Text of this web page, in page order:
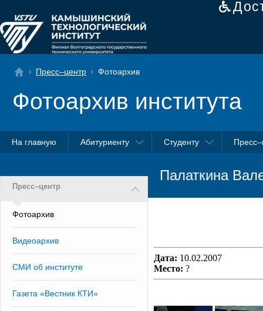
Пресс–центр Фотоархив
Фотоархив института
На главную Абитуриенту Студенту
Пресс–центр
Фотоархив
Видеоархив
СМИ об институте
Газета «Вестник КТИ»
Палаткина
Дата: 10.02.2007
Место: ?